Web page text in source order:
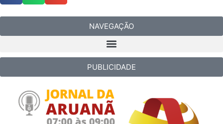
NAVEGAÇÃO
PUBLICIDADE